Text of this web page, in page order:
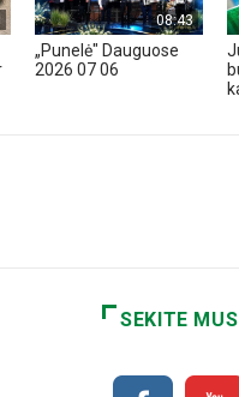
08:43
„Punelė" Dauguose
2026 07 06
SEKITE MUS